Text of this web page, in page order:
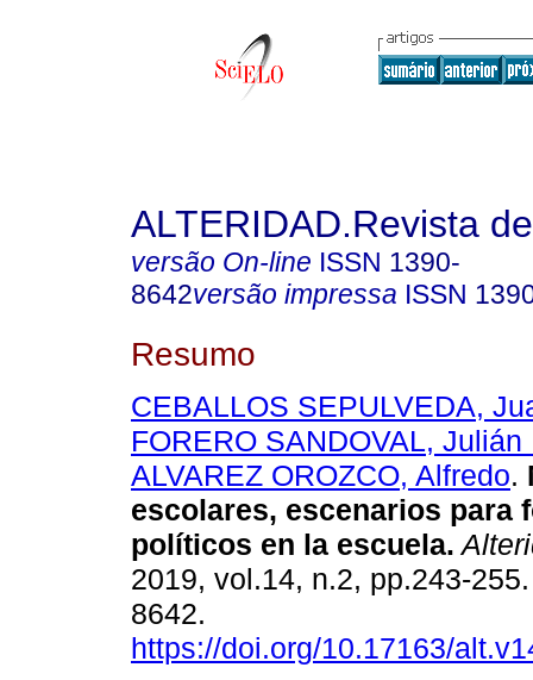
ALTERIDAD.Revista
versão On-line ISSN 1390-
8642versão impressa ISSN
Resumo
CEBALLOS SEPULVEDA,
FORERO SANDOVAL, Julián
ALVAREZ OROZCO, Alfredo.
escolares, escenarios para
políticos en la escuela.
2019, vol.14, n.2, pp.243-
8642.
https://doi.org/10.17163/